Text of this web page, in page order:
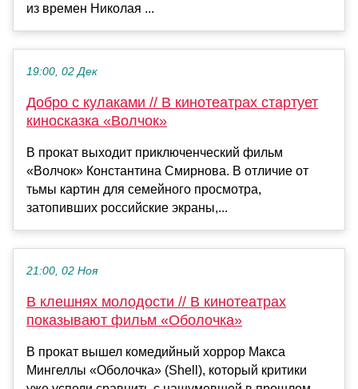
из времен Николая ...
19:00, 02 Дек
Добро с кулаками // В кинотеатрах стартует
киносказка «Волчок»
В прокат выходит приключенческий фильм
«Волчок» Константина Смирнова. В отличие от
тьмы картин для семейного просмотра,
затопивших российские экраны,...
21:00, 02 Ноя
В клешнях молодости // В кинотеатрах
показывают фильм «Оболочка»
В прокат вышел комедийный хоррор Макса
Мингеллы «Оболочка» (Shell), который критики